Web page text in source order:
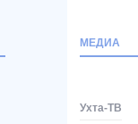
МЕДИА
Ухта-ТВ